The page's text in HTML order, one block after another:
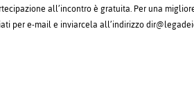
all’incontro è gratuita. Per una
per e-mail e inviarcela all’indirizzo